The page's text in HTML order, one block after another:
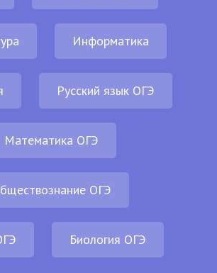
Информатика
Русский язык ОГЭ
Математика ОГЭ
ОГЭ
Биология ОГЭ